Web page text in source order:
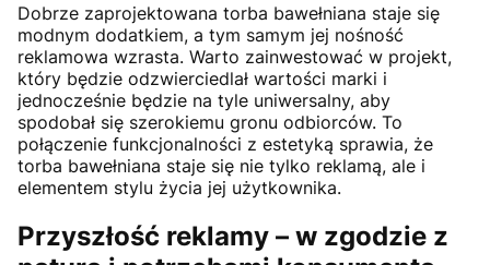
Dobrze zaprojektowana torba bawełniana staje się
modnym dodatkiem, a tym samym jej nośność
reklamowa wzrasta. Warto zainwestować w projekt,
który będzie odzwierciedlał wartości marki i
jednocześnie będzie na tyle uniwersalny, aby
spodobał się szerokiemu gronu odbiorców. To
połączenie funkcjonalności z estetyką sprawia, że
torba bawełniana staje się nie tylko reklamą, ale i
elementem stylu życia jej użytkownika.
Przyszłość reklamy – w zgodzie z